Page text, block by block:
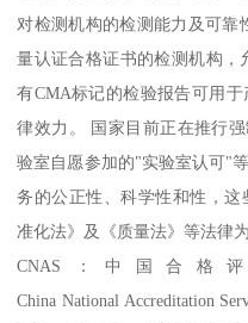
对检测机构的检测能力及可靠
量认证合格证书的检测机构，
有CMA标记的检验报告可用
律效力。 国家目前正在推行
验室自愿参加的"实验室认可"
务的公正性、科学性和性，
准化法》及《质量法》等法律为
CNAS：中国合格
China National Accreditation